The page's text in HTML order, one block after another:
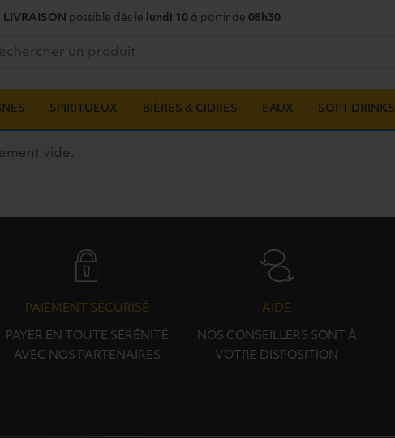
LIVRAISON possible dès le lundi 10 à partir de 08h30
SPIRITUEUX BIÈRES & CIDRES EAUX SOFT DRINKS
vide.
PAIEMENT SÉCURISÉ
PAYER EN TOUTE SÉRÉNITÉ
AVEC NOS PARTENAIRES
AIDE
NOS CONSEILLERS SONT À
VOTRE DISPOSITION